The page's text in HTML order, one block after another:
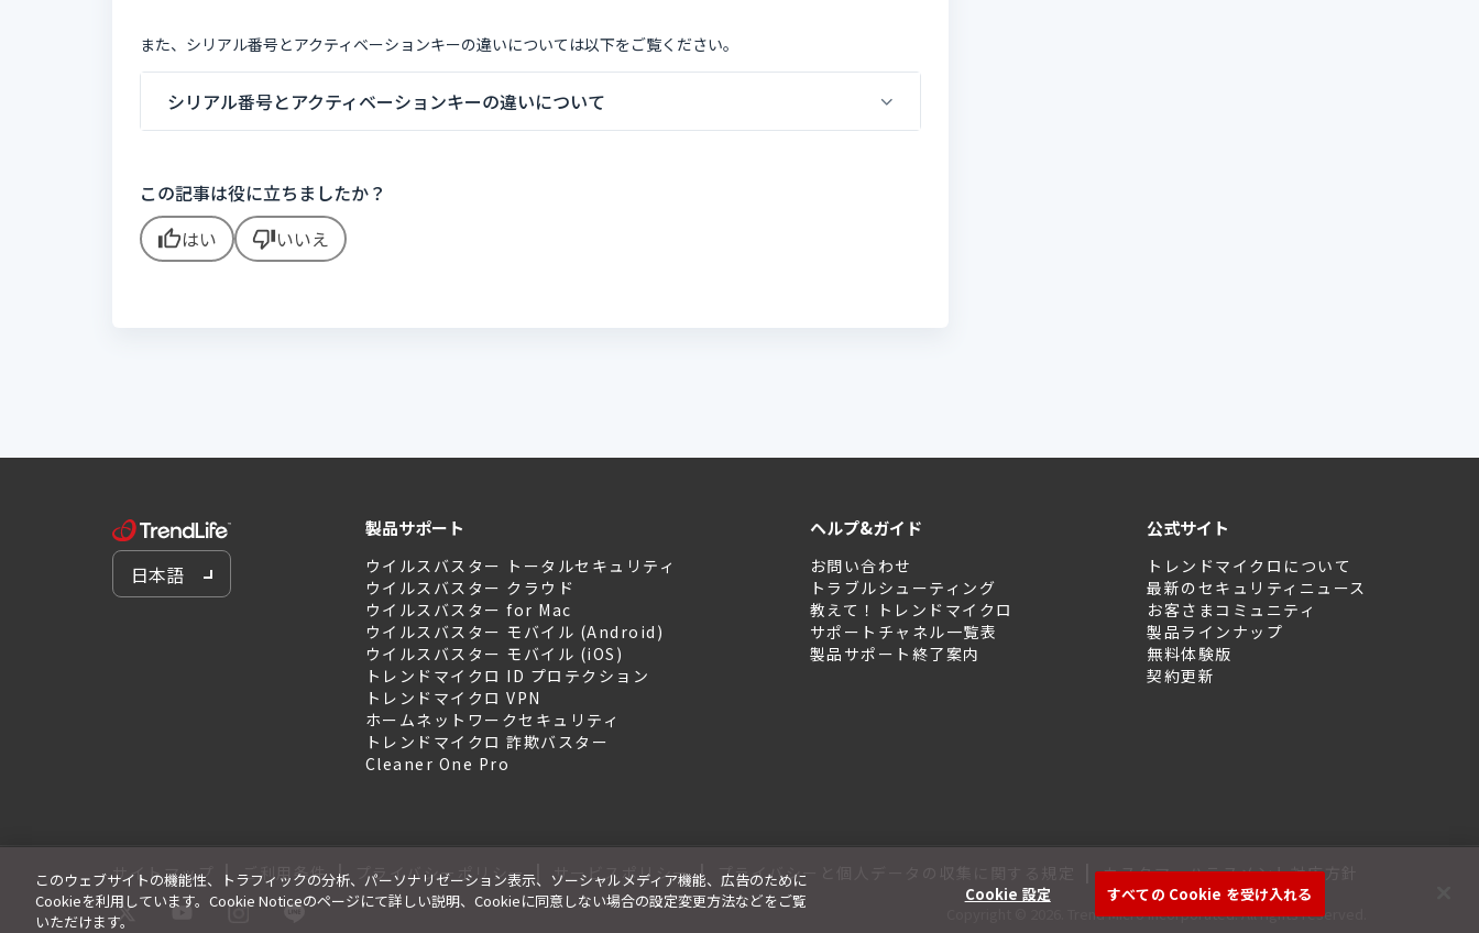
また、シリアル番号とアクティベーションキーの違いについては以下をご覧ください。
シリアル番号とアクティベーションキーの違いについて
この記事は役に立ちましたか？
thumb_upはい thumb_downいいえ
このウェブサイトの機能性、トラフィックの分析、パーソナリゼーション表示、ソーシャルメディア機能、広告のために
Cookieを利用しています。Cookie Noticeのページにて詳しい説明、Cookieに同意しない場合の設定変更方法などをご覧
いただけます。
Cookie 設定 すべての Cookie を受け入れる
日本語
製品サポート
ウイルスバスター トータルセキュリティ
ウイルスバスター クラウド
ウイルスバスター for Mac
ウイルスバスター モバイル (Android)
ウイルスバスター モバイル (iOS)
トレンドマイクロ ID プロテクション
トレンドマイクロ VPN
ホームネットワークセキュリティ
トレンドマイクロ 詐欺バスター
Cleaner One Pro
ヘルプ&ガイド
お問い合わせ
トラブルシューティング
教えて！トレンドマイクロ
サポートチャネル一覧表
製品サポート終了案内
公式サイト
トレンドマイクロについて
最新のセキュリティニュース
お客さまコミュニティ
製品ラインナップ
無料体験版
契約更新
サイトマップ | ご利用条件 | プライバシーポリシー | サービスポリシー | プライバシーと個人データの収集に関する規定 カスタマーハラスメント対応方針
Copyright © 2026. Trend Micro Incorporated. All rights reserved.